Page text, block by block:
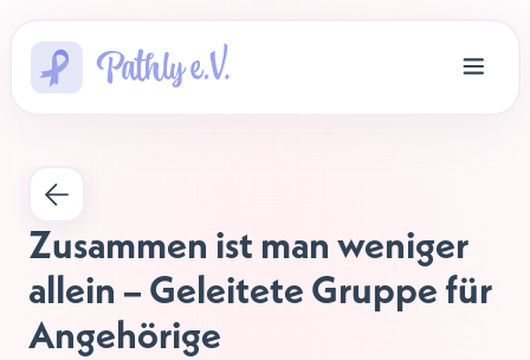
Zusammen ist man weniger
allein – Geleitete Gruppe für
Angehörige